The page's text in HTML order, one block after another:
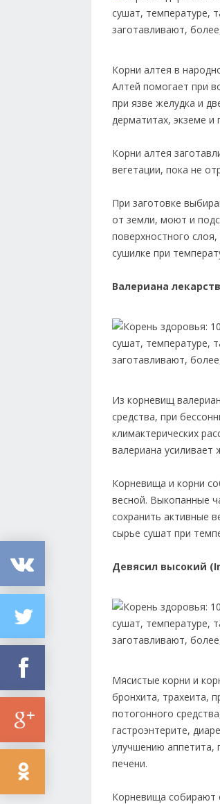
Корни алтея в
Алтей помогает при
при язве желудка и
дерматитах, экземе и
Корни алтея
вегетации, пока не
При заготовке
от земли, моют и
поверхностного
сушилке при
Валериана
Из корневищ
средства, при
климактерических
валериана усиливает
Корневища и корни
весной. Выкопанные
сохранить активные
сырье сушат при
Девясил высокий
Мясистые корни и
бронхита, трахеита,
потогонного
гастроэнтерите,
улучшению аппетита,
печени.
Корневища собирают